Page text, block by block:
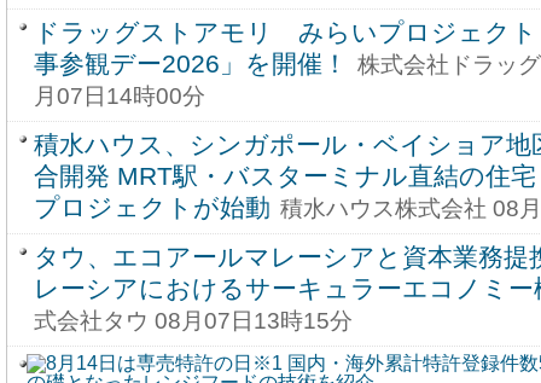
ドラッグストアモリ みらいプロジェクト
事参観デー2026」を開催！
株式会社ドラッ
月07日14時00分
積水ハウス、シンガポール・ベイショア地
合開発 MRT駅・バスターミナル直結の住
プロジェクトが始動 積水ハウス株式会社 08
タウ、エコアールマレーシアと資本業務
レーシアにおけるサーキュラーエコノミー
式会社タウ 08月07日13時15分